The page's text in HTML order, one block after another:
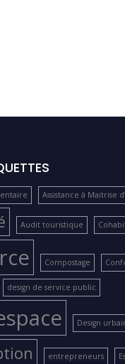
Assistance à Maitrise
Audit touristique
Compostage
design de service public
Design
entrepreneurs